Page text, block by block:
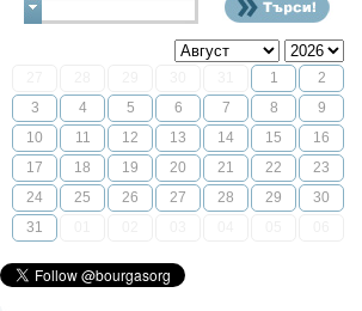
1
2
3
4 5 6 7 8
9
10
11 12 13 14 15
16
17
18 19 20 21 22
23
24
25 26 27 28 29
30
31